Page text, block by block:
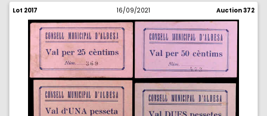
Lot 2017 16/09/2021 Auction 372